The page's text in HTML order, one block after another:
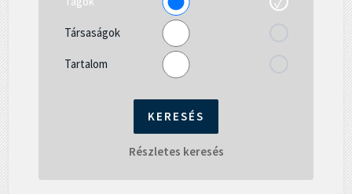
Társaságok
Tartalom
Részletes keresés